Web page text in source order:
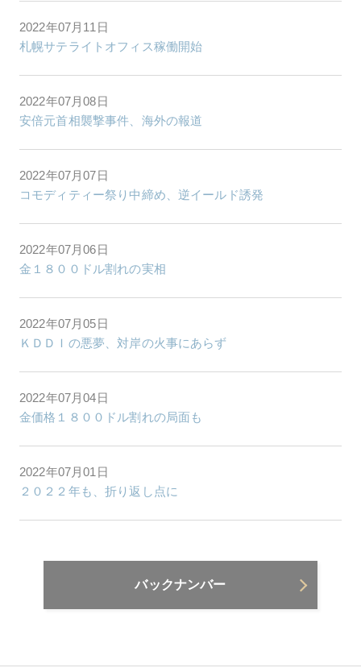
2022年07月11日
札幌サテライトオフィス稼働開始
2022年07月08日
安倍元首相襲撃事件、海外の報道
2022年07月07日
コモディティー祭り中締め、逆イールド誘発
2022年07月06日
金１８００ドル割れの実相
2022年07月05日
ＫＤＤＩの悪夢、対岸の火事にあらず
2022年07月04日
金価格１８００ドル割れの局面も
2022年07月01日
２０２２年も、折り返し点に
バックナンバー